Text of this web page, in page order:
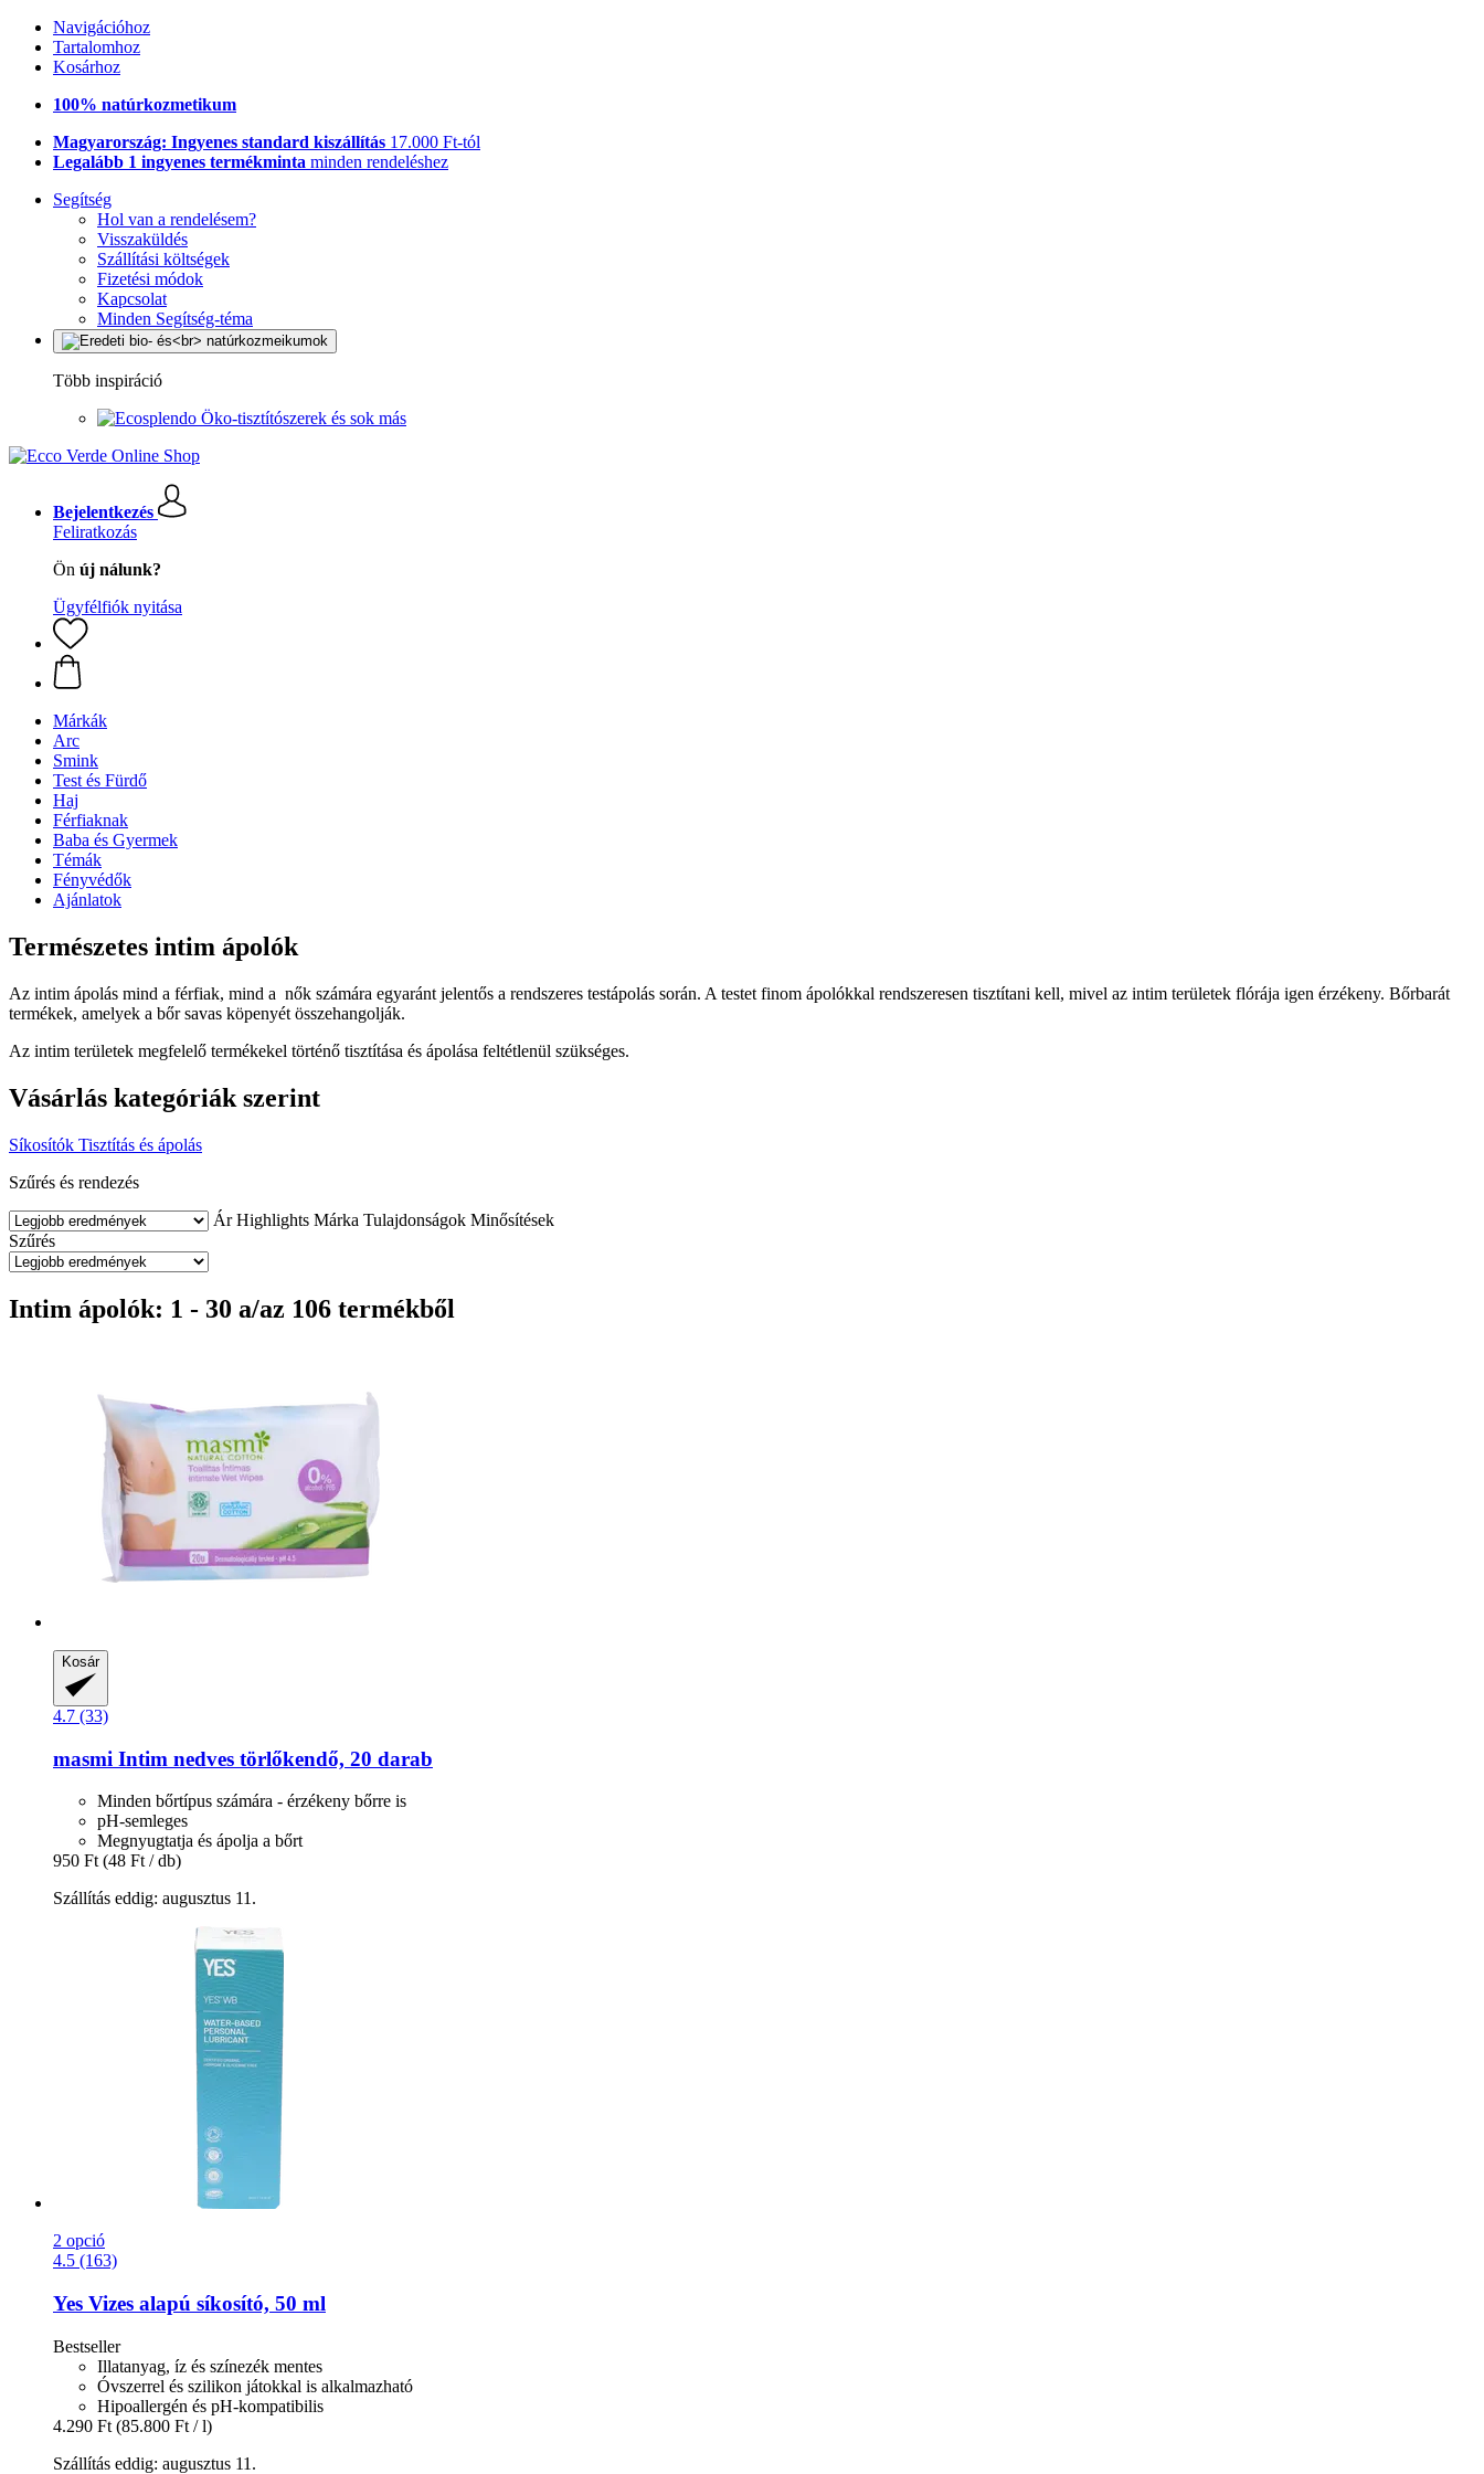
Navigációhoz
Tartalomhoz
Kosárhoz
100% natúrkozmetikum
Magyarország: Ingyenes standard kiszállítás 17.000 Ft-tól
Legalább 1 ingyenes termékminta minden rendeléshez
Segítség
Hol van a rendelésem?
Visszaküldés
Szállítási költségek
Fizetési módok
Kapcsolat
Minden Segítség-téma
Több inspiráció
Öko-tisztítószerek és sok más
Bejelentkezés
Feliratkozás
Ön új nálunk?
Ügyfélfiók nyitása
Márkák
Arc
Smink
Test és Fürdő
Haj
Férfiaknak
Baba és Gyermek
Témák
Fényvédők
Ajánlatok
Természetes intim ápolók
Az intim ápolás mind a férfiak, mind a nők számára egyaránt jelentős a rendszeres testápolás során. A testet finom ápolókkal rendszeresen tisztítani kell, mivel az intim területek flórája igen érzékeny. Bőrbarát
termékek, amelyek a bőr savas köpenyét összehangolják.
Az intim területek megfelelő termékekel történő tisztítása és ápolása feltétlenül szükséges.
Vásárlás kategóriák szerint
Síkosítók Tisztítás és ápolás
Szűrés és rendezés
Ár Highlights Márka Tulajdonságok Minősítések
Szűrés
Intim ápolók: 1 - 30 a/az 106 termékből
Kosár
4.7 (33)
masmi Intim nedves törlőkendő, 20 darab
Minden bőrtípus számára - érzékeny bőrre is
pH-semleges
Megnyugtatja és ápolja a bőrt
950 Ft (48 Ft / db)
Szállítás eddig: augusztus 11.
2 opció
4.5 (163)
Yes Vizes alapú síkosító, 50 ml
Bestseller
Illatanyag, íz és színezék mentes
Óvszerrel és szilikon játokkal is alkalmazható
Hipoallergén és pH-kompatibilis
4.290 Ft (85.800 Ft / l)
Szállítás eddig: augusztus 11.